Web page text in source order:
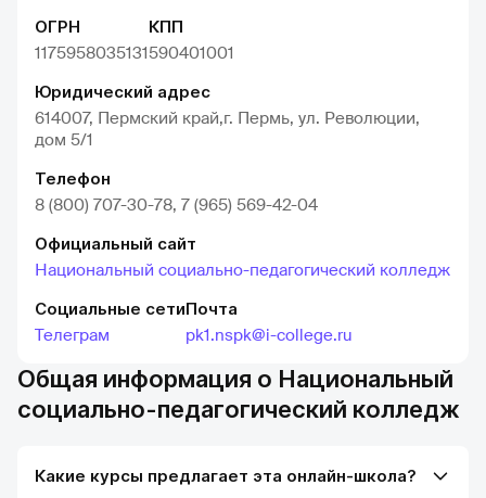
ОГРН
1175958035131
КПП
590401001
Юридический адрес
614007, Пермский край,г. Пермь, ул. Революции,
дом 5/1
Телефон
8 (800) 707-30-78, 7 (965) 569-42-04
Официальный сайт
Национальный социально-педагогический колледж
Социальные сети
Телеграм
Почта
pk1.nspk@i-college.ru
Общая информация о Национальный
социально-педагогический колледж
Какие курсы предлагает эта онлайн-школа?